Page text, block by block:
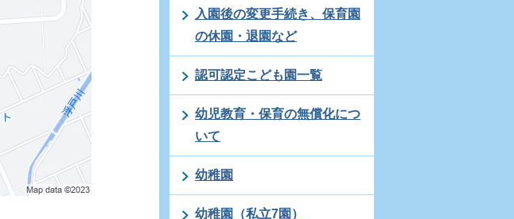
入園後の変更手続き、保育園
の休園・退園など
認可認定こども園一覧
幼児教育・保育の無償化につ
いて
幼稚園
幼稚園（私立7園）